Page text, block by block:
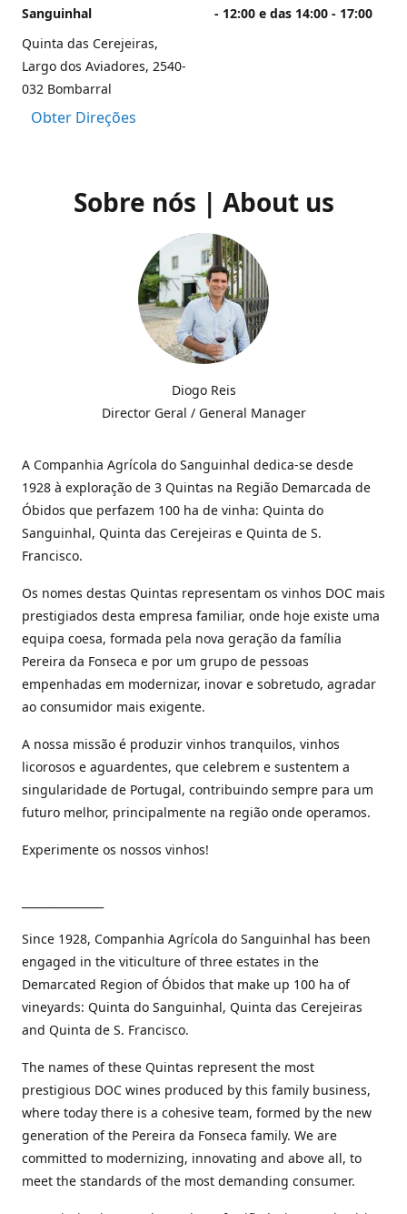
Sanguinhal
Quinta das Cerejeiras,
Largo dos Aviadores, 2540-
032 Bombarral
Obter Direções
- 12:00 e das 14:00 - 17:00
Sobre nós | About us
Diogo Reis
Director Geral / General Manager
A Companhia Agrícola do Sanguinhal dedica-se desde
1928 à exploração de 3 Quintas na Região Demarcada de
Óbidos que perfazem 100 ha de vinha: Quinta do
Sanguinhal, Quinta das Cerejeiras e Quinta de S.
Francisco.
Os nomes destas Quintas representam os vinhos DOC mais
prestigiados desta empresa familiar, onde hoje existe uma
equipa coesa, formada pela nova geração da família
Pereira da Fonseca e por um grupo de pessoas
empenhadas em modernizar, inovar e sobretudo, agradar
ao consumidor mais exigente.
A nossa missão é produzir vinhos tranquilos, vinhos
licorosos e aguardentes, que celebrem e sustentem a
singularidade de Portugal, contribuindo sempre para um
futuro melhor, principalmente na região onde operamos.
Experimente os nossos vinhos!
Since 1928, Companhia Agrícola do Sanguinhal has been
engaged in the viticulture of three estates in the
Demarcated Region of Óbidos that make up 100 ha of
vineyards: Quinta do Sanguinhal, Quinta das Cerejeiras
and Quinta de S. Francisco.
The names of these Quintas represent the most
prestigious DOC wines produced by this family business,
where today there is a cohesive team, formed by the new
generation of the Pereira da Fonseca family. We are
committed to modernizing, innovating and above all, to
meet the standards of the most demanding consumer.